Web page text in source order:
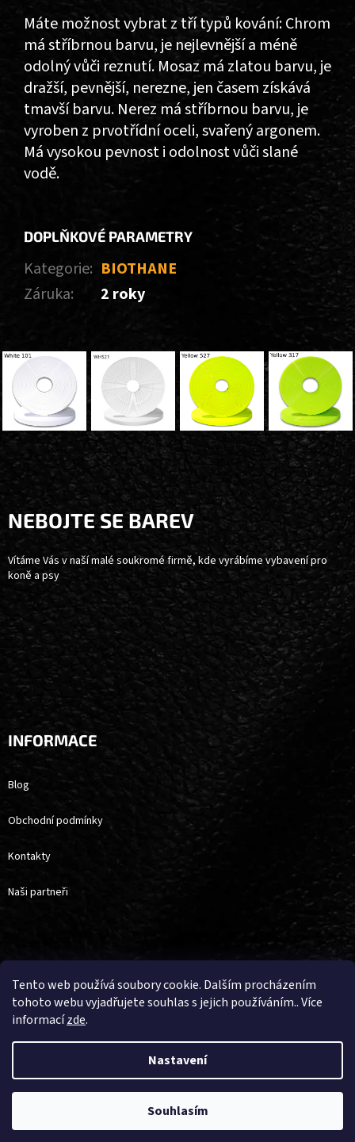
Tento web používá soubory cookie. Dalším procházením
tohoto webu vyjadřujete souhlas s jejich používáním.. Více
informacízde.
Nastavení
Souhlasím
Máte možnost vybrat z tří typů kování: Chrom
má stříbrnou barvu, je nejlevnější a méně
odolný vůči reznutí. Mosaz má zlatou barvu, je
dražší, pevnější, nerezne, jen časem získává
tmavší barvu. Nerez má stříbrnou barvu, je
vyroben z prvotřídní oceli, svařený argonem.
Má vysokou pevnost i odolnost vůči slané
vodě.
DOPLŇKOVÉ PARAMETRY
Kategorie: BIOTHANE
Záruka: 2 roky
P
A
Í
NEBOJTE SE BAREV
Vítáme Vás v naší malé soukromé firmě, kde vyrábíme vybavení pro
koně a psy
INFORMACE
Blog
Obchodní podmínky
Kontakty
Naši partneři
Vytvořil Shoptet
Copyright 2026
cookies